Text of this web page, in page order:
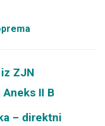
ZJN
II B
– direktni